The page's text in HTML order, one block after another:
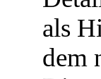
als
dem